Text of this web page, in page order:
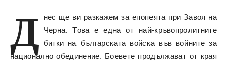
Д
нес ще ви разкажем за епопеята при Завоя на
Черна. Това е една от най-кръвопролитните
битки на българската войска във войните за
национално обединение. Боевете продължават от края